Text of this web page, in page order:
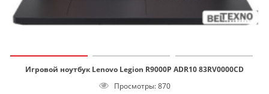
Игровой ноутбук Lenovo Legion R9000P ADR10 83RV0000CD
Просмотры: 870